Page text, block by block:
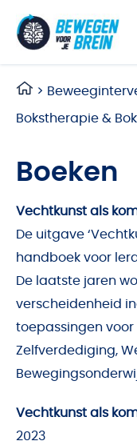
>
Bokstherapie &
Boeken
Vechtkunst als
De uitgave
handboek voor
De laatste jaren
verscheidenheid
toepassingen
Zelfverdediging,
Vechtkunst als
2023